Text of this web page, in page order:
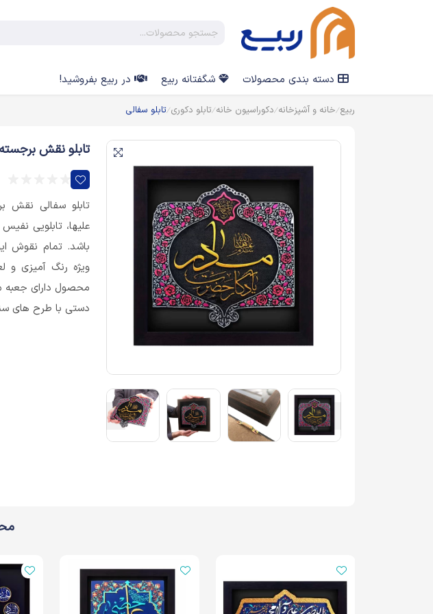
دسته بندی محصولات شگفتانه ربیع در ربیع بفروشید!
ربیع خانه و آشپزخانه دکوراسیون خانه تابلو دکوری تابلو سفالی
تابلو نقش برجسته
تابلو سفالی نقش
علیها، تابلویی
باشد. تمام نقوش
ویژه رنگ آمیزی و
محصول دارای
دستی با طرح های